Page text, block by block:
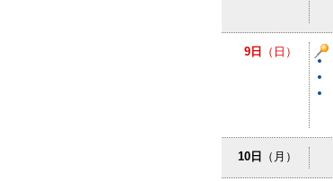
9日 （日）
10日 （月）